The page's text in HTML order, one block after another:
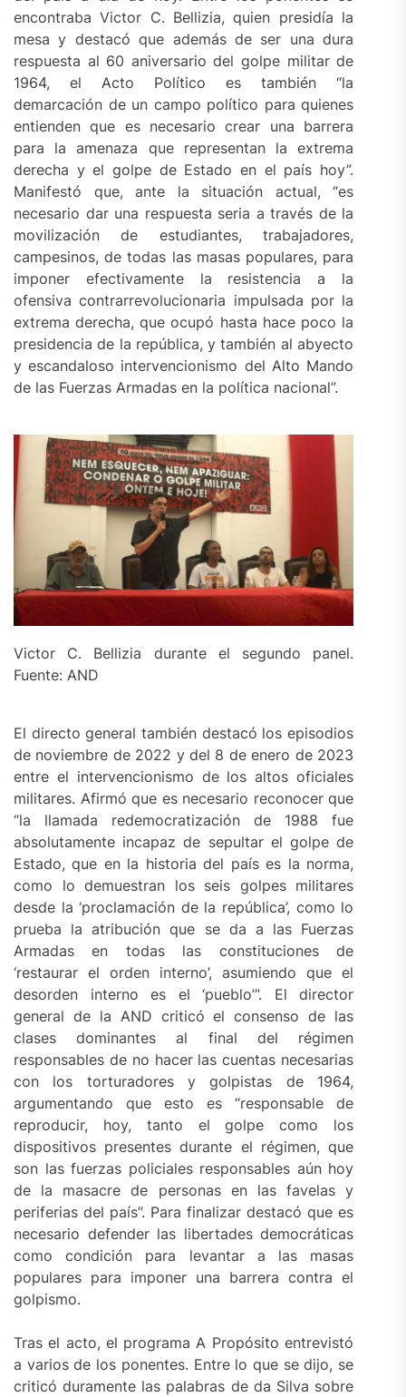
encontraba Victor C. Bellizia, quien presidía la
mesa y destacó que además de ser una dura
respuesta al 60 aniversario del golpe militar de
1964, el Acto Político es también “la
demarcación de un campo político para quienes
entienden que es necesario crear una barrera
para la amenaza que representan la extrema
derecha y el golpe de Estado en el país hoy”.
Manifestó que, ante la situación actual, “es
necesario dar una respuesta seria a través de la
movilización de estudiantes, trabajadores,
campesinos, de todas las masas populares, para
imponer efectivamente la resistencia a la
ofensiva contrarrevolucionaria impulsada por la
extrema derecha, que ocupó hasta hace poco la
presidencia de la república, y también al abyecto
y escandaloso intervencionismo del Alto Mando
de las Fuerzas Armadas en la política nacional”.
Victor C. Bellizia durante el segundo panel.
Fuente: AND
El directo general también destacó los episodios
de noviembre de 2022 y del 8 de enero de 2023
entre el intervencionismo de los altos oficiales
militares. Afirmó que es necesario reconocer que
“la llamada redemocratización de 1988 fue
absolutamente incapaz de sepultar el golpe de
Estado, que en la historia del país es la norma,
como lo demuestran los seis golpes militares
desde la ‘proclamación de la república’, como lo
prueba la atribución que se da a las Fuerzas
Armadas en todas las constituciones de
‘restaurar el orden interno’, asumiendo que el
desorden interno es el ‘pueblo’”. El director
general de la AND criticó el consenso de las
clases dominantes al final del régimen
responsables de no hacer las cuentas necesarias
con los torturadores y golpistas de 1964,
argumentando que esto es “responsable de
reproducir, hoy, tanto el golpe como los
dispositivos presentes durante el régimen, que
son las fuerzas policiales responsables aún hoy
de la masacre de personas en las favelas y
periferias del país”. Para finalizar destacó que es
necesario defender las libertades democráticas
como condición para levantar a las masas
populares para imponer una barrera contra el
golpismo.
Tras el acto, el programa A Propósito entrevistó
a varios de los ponentes. Entre lo que se dijo, se
criticó duramente las palabras de da Silva sobre